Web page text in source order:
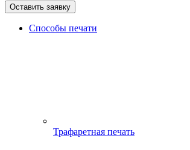
Оставить заявку
Способы печати
Трафаретная печать